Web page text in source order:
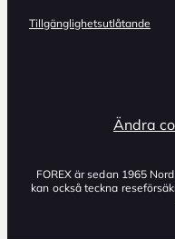
Tillgänglighetsutlåtande
Ändra
FOREX är sedan 1965
kan också teckna